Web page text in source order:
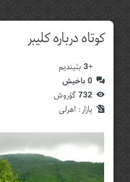
کوتاه درباره کلیبر
+
3بئیندیم
0باخیش
732گؤروش
یازار:‌ اهرلی